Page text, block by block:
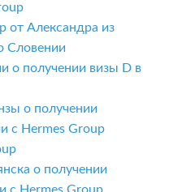
от Александра из
Словении
о получении визы D в
о получении
с Hermes Group
о получении